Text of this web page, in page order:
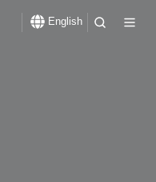
English